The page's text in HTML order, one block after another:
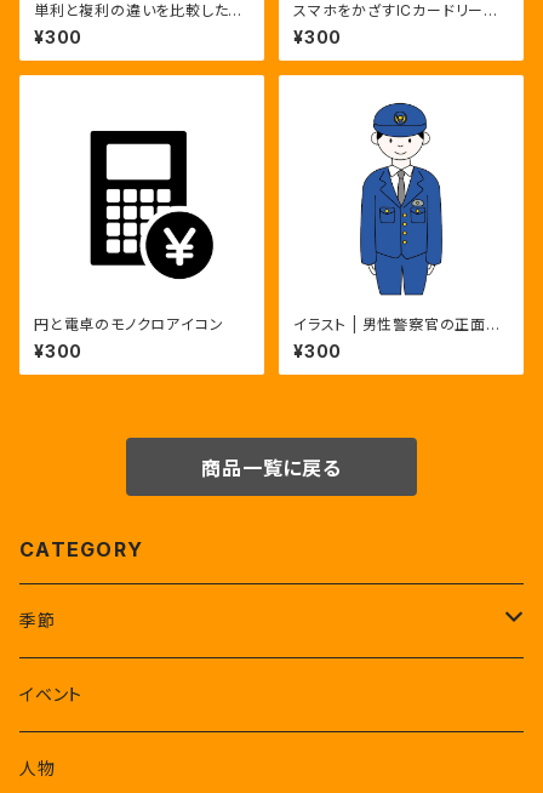
単利と複利の違いを比較した金
融教育図解｜単利,複利,資産運
用,金利,利息,資産形成
¥300
スマホをかざすICカードリーダ
ー
¥300
円と電卓のモノクロアイコン
¥300
イラスト | 男性警察官の正面全
身ポーズ3種 | カラー・モノク
ロ・主線なし
¥300
商品一覧に戻る
CATEGORY
季節
1-3月
4-6月
イベント
人物